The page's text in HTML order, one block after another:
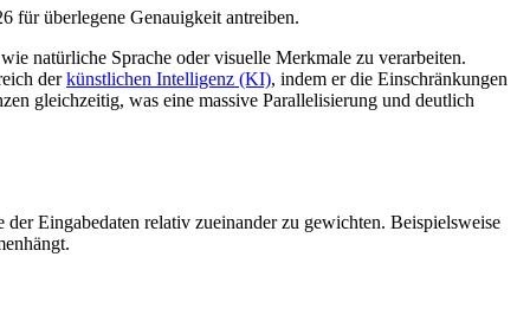
überlegene Genauigkeit antreiben.
natürliche Sprache oder visuelle Merkmale zu verarbeiten.
derkünstlichen Intelligenz (KI), indem er die Einschränkungen
gleichzeitig, was eine massive Parallelisierung und deutlich
Eingabedaten relativ zueinander zu gewichten. Beispielsweise